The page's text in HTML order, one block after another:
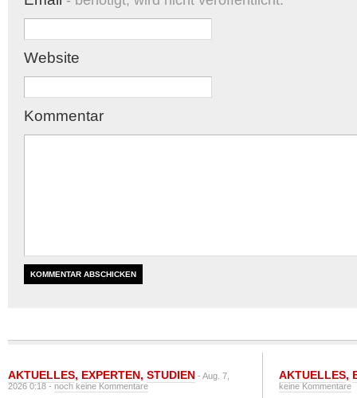
Website
Kommentar
AKTUELLES, EXPERTEN, STUDIEN - Aug. 7,
2026 0:18 -noch keine Kommentare
AKTUELLES,
keine Kommentare